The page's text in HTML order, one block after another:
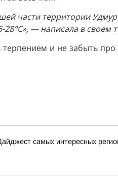
части территории
— написала в своем
и не забыть
самых интересных